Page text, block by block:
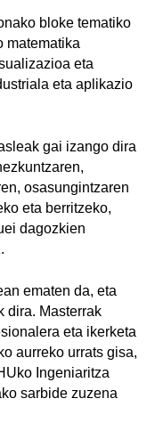
bloke tematiko
matematika
eta
eta aplikazio
gai izango dira
osasungintzaren
eta berritzeko,
dagozkien
ematen da, eta
dira. Masterrak
eta ikerketa
aurreko urrats gisa,
Ingeniaritza
sarbide zuzena